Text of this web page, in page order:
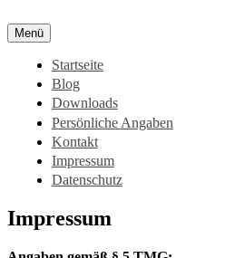
Inhalt
springen
Menü
Startseite
Blog
Downloads
Persönliche Angaben
Kontakt
Impressum
Datenschutz
Impressum